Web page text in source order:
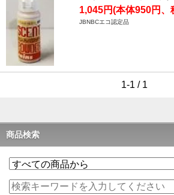
1,045円(本体950円、
JBNBCエコ認定品
1-1 / 1
商品検索